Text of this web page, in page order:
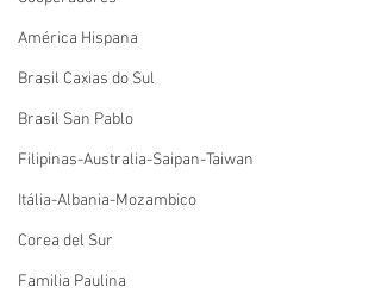
América Hispana
Brasil Caxias do Sul
Brasil San Pablo
Filipinas-Australia-Saipan-Taiwan
Itália-Albania-Mozambico
Corea del Sur
Familia Paulina